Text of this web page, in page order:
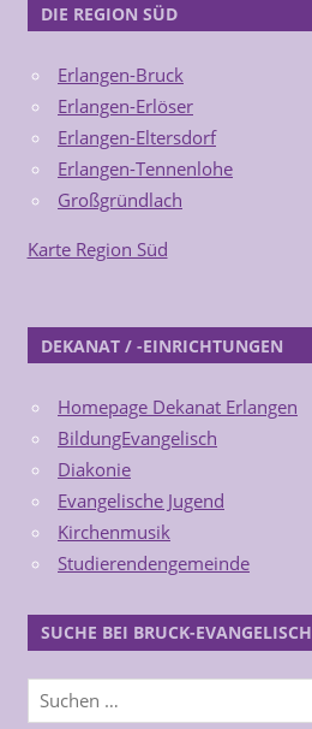
DIE REGION SÜD
Erlangen-Bruck
Erlangen-Erlöser
Erlangen-Eltersdorf
Erlangen-Tennenlohe
Großgründlach
Karte Region Süd
DEKANAT / -EINRICHTUNGEN
Homepage Dekanat Erlangen
BildungEvangelisch
Diakonie
Evangelische Jugend
Kirchenmusik
Studierendengemeinde
SUCHE BEI BRUCK-EVANGELISCH